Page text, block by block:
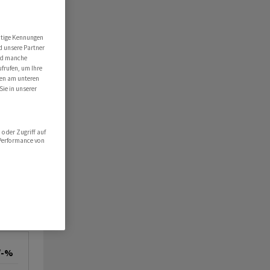
%
Kennungen
unsere Partner
manche
um Ihre
am unteren
in unserer
oder Zugriff auf
von